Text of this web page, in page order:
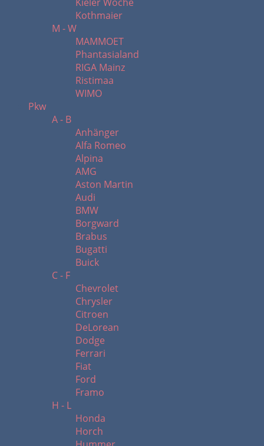
Kothmaier
M - W
MAMMOET
Phantasialand
RIGA Mainz
Ristimaa
WIMO
Pkw
A - B
Anhänger
Alfa Romeo
Alpina
AMG
Aston Martin
Audi
BMW
Borgward
Brabus
Bugatti
Buick
C - F
Chevrolet
Chrysler
Citroen
DeLorean
Dodge
Ferrari
Fiat
Ford
Framo
H - L
Honda
Horch